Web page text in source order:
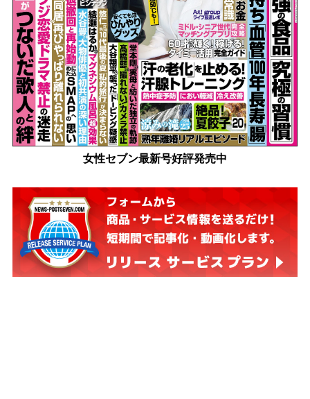
女性セブン最新号好評発売中